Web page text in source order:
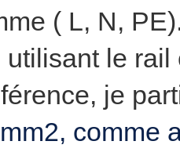
( L, N,
utilisant le
je
comme